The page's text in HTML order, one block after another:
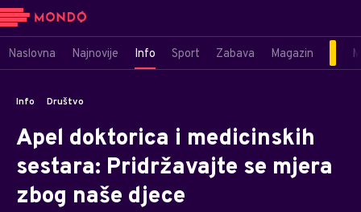
Naslovna Najnovije Info Sport Zabava Magazin
Info Društvo
Apel doktorica i medicinskih
sestara: Pridržavajte se mjera
zbog naše djece